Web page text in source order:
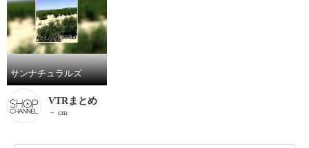
サンナチュラルズ
VTRまとめ
－ cm